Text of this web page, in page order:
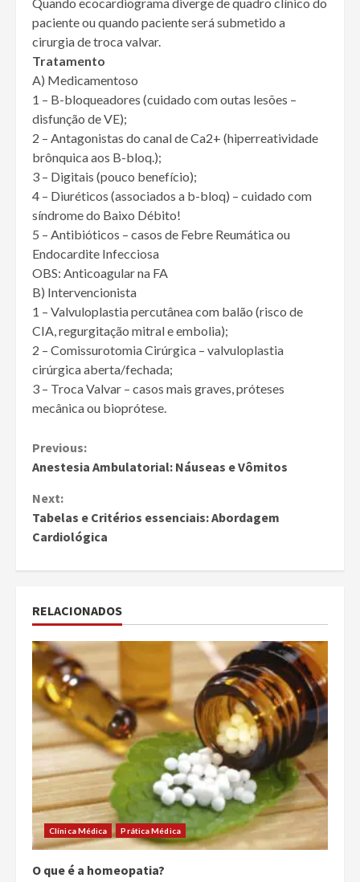
Quando ecocardiograma diverge de quadro clínico do
paciente ou quando paciente será submetido a
cirurgia de troca valvar.
Tratamento
A) Medicamentoso
1 – B-bloqueadores (cuidado com outas lesões –
disfunção de VE);
2 – Antagonistas do canal de Ca2+ (hiperreatividade
brônquica aos B-bloq.);
3 – Digitais (pouco benefício);
4 – Diuréticos (associados a b-bloq) – cuidado com
síndrome do Baixo Débito!
5 – Antibióticos – casos de Febre Reumática ou
Endocardite Infecciosa
OBS: Anticoagular na FA
B) Intervencionista
1 – Valvuloplastia percutânea com balão (risco de
CIA, regurgitação mitral e embolia);
2 – Comissurotomia Cirúrgica – valvuloplastia
cirúrgica aberta/fechada;
3 – Troca Valvar – casos mais graves, próteses
mecânica ou bioprótese.
Continue
Previous:
Anestesia Ambulatorial: Náuseas e Vômitos
Next:
Tabelas e Critérios essenciais: Abordagem
Cardiológica
RELACIONADOS
Clínica Médica Prática Médica
O que é a homeopatia?